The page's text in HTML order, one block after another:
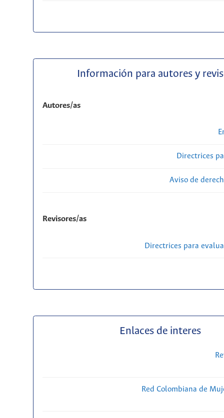
Información para autores y
Autores/as
Directrices
Aviso de
Revisores/as
Directrices para
Enlaces de interes
Red Colombiana de